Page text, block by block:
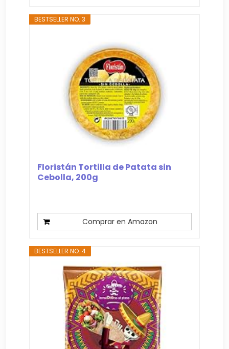
BESTSELLER NO. 3
Floristán Tortilla de Patata sin
Cebolla, 200g
Comprar en Amazon
BESTSELLER NO. 4